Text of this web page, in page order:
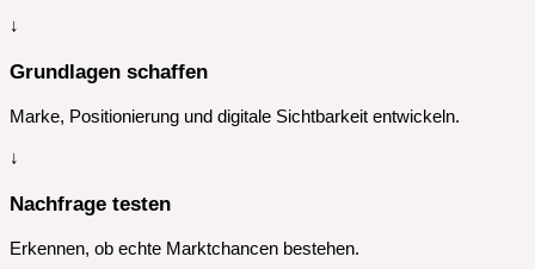
↓
Grundlagen schaffen
Marke, Positionierung und digitale Sichtbarkeit entwickeln.
↓
Nachfrage testen
Erkennen, ob echte Marktchancen bestehen.